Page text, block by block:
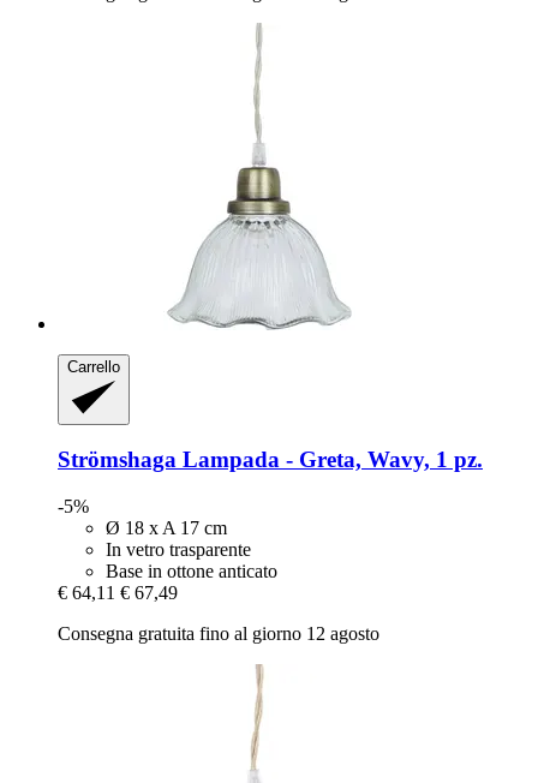
Carrello
Strömshaga Lampada -​ Greta, Wavy, 1 pz.
-5%
Ø 18 x A 17 cm
In vetro trasparente
Base in ottone anticato
€ 64,11 € 67,49
Consegna gratuita fino al giorno 12 agosto